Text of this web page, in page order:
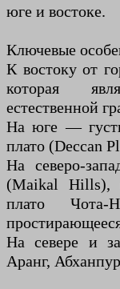
юге и востоке.
Ключевые
К востоку от
которая
естественной
На юге —
плато (Deccan
На северо-
(Maikal Hills),
плато Чота-
На севере и
Аранг,